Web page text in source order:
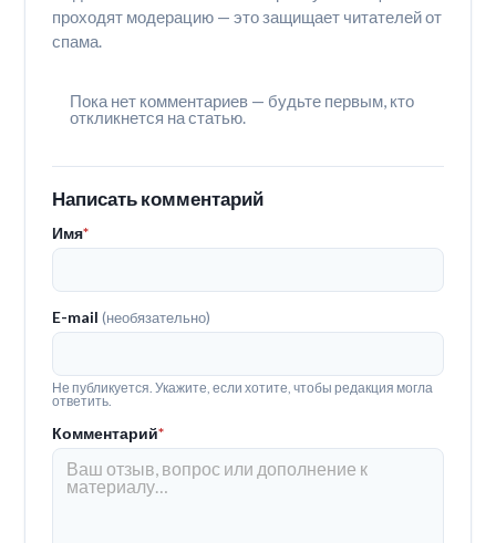
проходят модерацию — это защищает читателей от
спама.
Пока нет комментариев — будьте первым, кто
откликнется на статью.
Написать комментарий
Имя*
E-mail(необязательно)
Не публикуется. Укажите, если хотите, чтобы редакция могла
ответить.
Комментарий*